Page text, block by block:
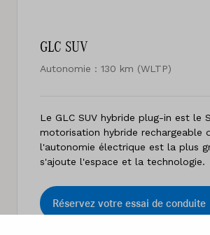
GLC SUV
Autonomie : 130 km (WLTP)
Le GLC SUV hybride plug-in est le
motorisation hybride rechargeable
l'autonomie électrique est la plus
s'ajoute l'espace et la technologie.
Réservez votre essai de conduite